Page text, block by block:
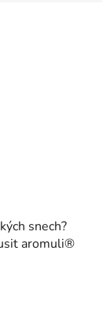
snech?
aromuli®